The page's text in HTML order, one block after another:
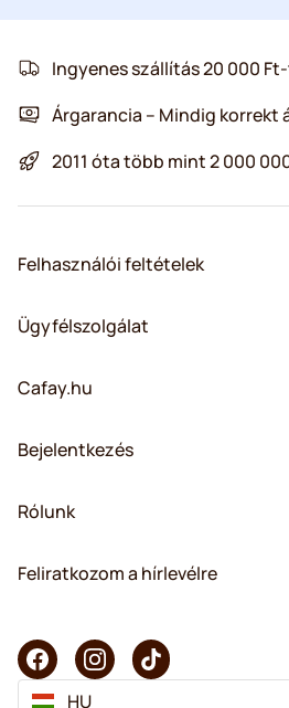
Ingyenes szállítás 20 000
Árgarancia – Mindig korrekt
2011 óta több mint 2 000
Felhasználói feltételek
Ügyfélszolgálat
Cafay.hu
Bejelentkezés
Rólunk
Feliratkozom a hírlevélre
HU